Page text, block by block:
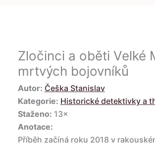
Zločinci a oběti Velké
mrtvých bojovníků
Autor: Češka Stanislav
Kategorie: Historické detektivky a
Staženo: 13×
Anotace:
Příběh začíná roku 2018 v